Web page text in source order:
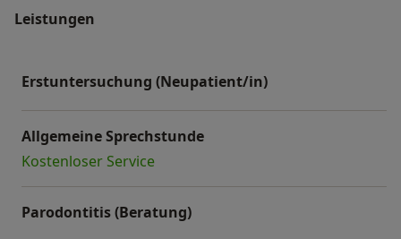
Kostenplan bzw. ein Kostenvoranschlag bereits
Eckdaten.
Leistungen
Erstuntersuchung (Neupatient/in)
Allgemeine Sprechstunde
Kostenloser Service
Parodontitis (Beratung)